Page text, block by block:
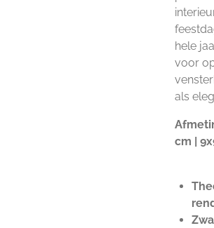
hele
voor
als
cm |